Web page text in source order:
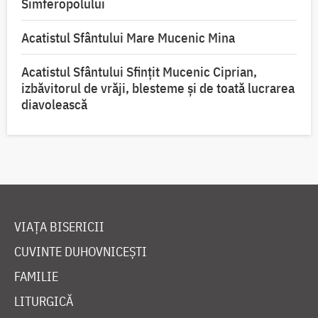
Simferopolului
Acatistul Sfântului Mare Mucenic Mina
Acatistul Sfântului Sfințit Mucenic Ciprian,
izbăvitorul de vrăji, blesteme și de toată lucrarea
diavolească
VIAȚA BISERICII
CUVINTE DUHOVNICEȘTI
FAMILIE
LITURGICĂ